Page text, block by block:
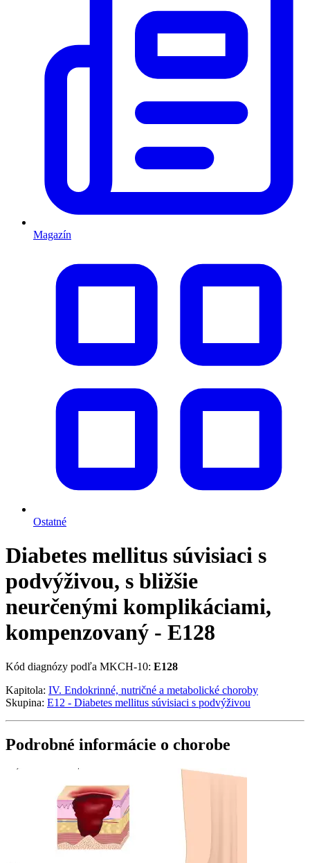
Magazín
Ostatné
Diabetes mellitus súvisiaci s
podvýživou, s bližšie
neurčenými komplikáciami,
kompenzovaný - E128
Kód diagnózy podľa MKCH-10: E128
Kapitola: IV. Endokrinné, nutričné a metabolické choroby
Skupina: E12 - Diabetes mellitus súvisiaci s podvýživou
Podrobné informácie o chorobe